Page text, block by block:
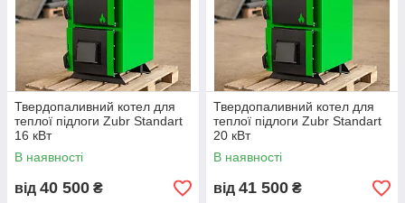
Твердопаливний котел для
теплої підлоги Zubr Standart
16 кВт
В наявності
від 40 500 ₴
Твердопаливний котел для
теплої підлоги Zubr Standart
20 кВт
В наявності
від 41 500 ₴